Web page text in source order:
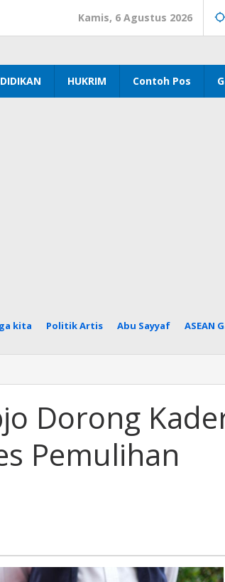
Kamis, 6 Agustus 2026
HUKRIM Contoh Pos
kita Politik Artis Abu Sayyaf ASEAN
Dorong
Pemulihan